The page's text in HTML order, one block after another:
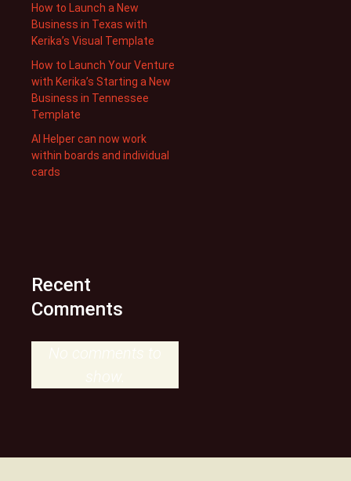
How to Launch a New
Business in Texas with
Kerika’s Visual Template
How to Launch Your Venture
with Kerika’s Starting a New
Business in Tennessee
Template
AI Helper can now work
within boards and individual
cards
Recent
Comments
No comments to
show.